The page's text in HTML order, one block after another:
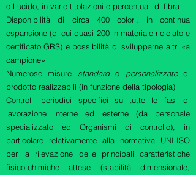
o Lucido, in varie titolazioni e percentuali di fibra
Disponibilità di circa 400 colori, in continua
espansione (di cui quasi 200 in materiale riciclato e
certificato GRS) e possibilità di svilupparne altri «a
campione»
Numerose misure standardo personalizzatedi
prodotto realizzabili (in funzione della tipologia)
Controlli periodici specifici su tutte le fasi di
lavorazione interne ed esterne (da personale
specializzato ed Organismi di controllo), in
particolare relativamente alla normativa UNI-ISO
per la rilevazione delle principali caratteristiche
fisico-chimiche attese (stabilità dimensionale,